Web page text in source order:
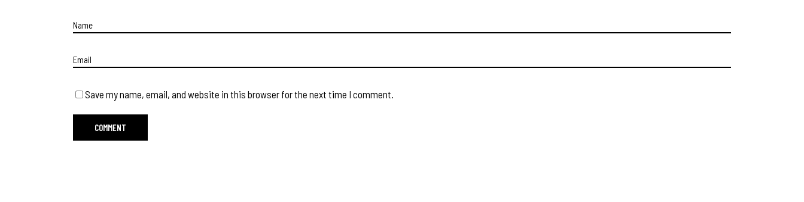
Save my name, email, and website in this browser for the next time I comment.